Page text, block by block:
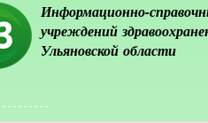
Информационно-
учреждений
Ульяновской области